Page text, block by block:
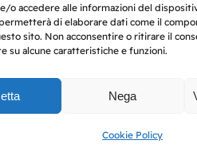
o accedere alle informazioni del
di elaborare dati come il
sito. Non acconsentire o ritirare il
su alcune caratteristiche e funzioni.
Nega
Cookie Policy
Policy